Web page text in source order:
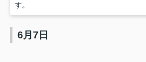
す。
6月7日